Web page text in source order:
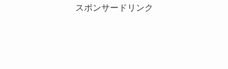
クリアするともらえる報酬一覧...
スポンサードリンク